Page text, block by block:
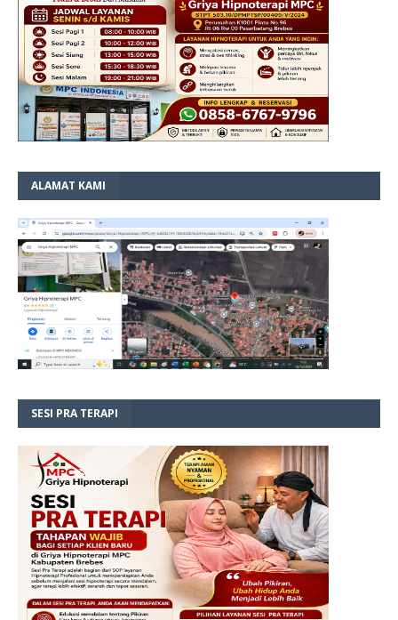
ALAMAT KAMI
SESI PRA TERAPI